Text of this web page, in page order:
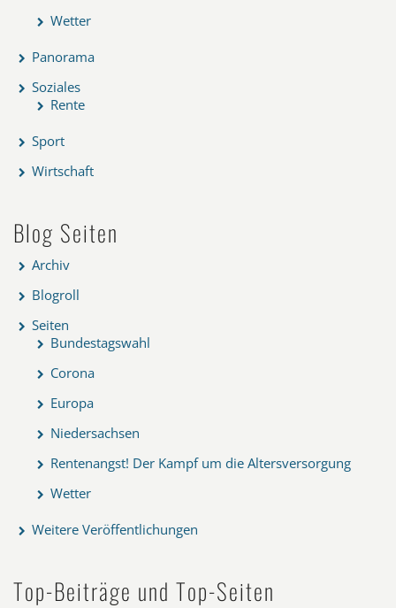
Wetter
Panorama
Soziales
Rente
Sport
Wirtschaft
Blog Seiten
Archiv
Blogroll
Seiten
Bundestagswahl
Corona
Europa
Niedersachsen
Rentenangst! Der Kampf um die Altersversorgung
Wetter
Weitere Veröffentlichungen
Top-Beiträge und Top-Seiten